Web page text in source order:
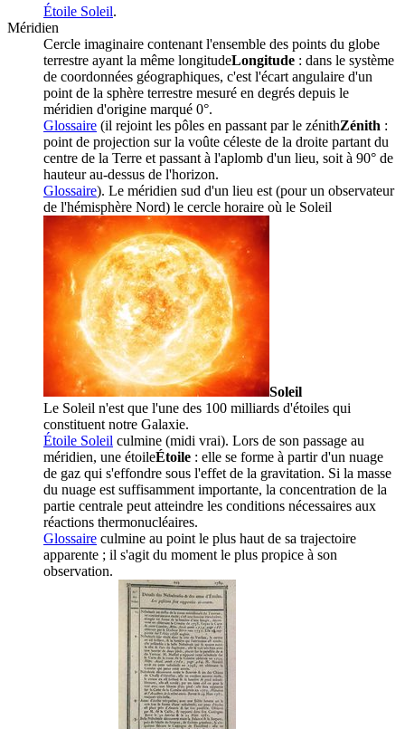
Étoile Soleil.
Méridien
Cercle imaginaire contenant l'ensemble des points du globe
terrestre ayant la même longitudeLongitude : dans le système
de coordonnées géographiques, c'est l'écart angulaire d'un
point de la sphère terrestre mesuré en degrés depuis le
méridien d'origine marqué 0°.
Glossaire (il rejoint les pôles en passant par le zénithZénith :
point de projection sur la voûte céleste de la droite partant du
centre de la Terre et passant à l'aplomb d'un lieu, soit à 90° de
hauteur au-dessus de l'horizon.
Glossaire). Le méridien sud d'un lieu est (pour un observateur
de l'hémisphère Nord) le cercle horaire où le Soleil
Soleil
Le Soleil n'est que l'une des 100 milliards d'étoiles qui
constituent notre Galaxie.
Étoile Soleil culmine (midi vrai). Lors de son passage au
méridien, une étoileÉtoile : elle se forme à partir d'un nuage
de gaz qui s'effondre sous l'effet de la gravitation. Si la masse
du nuage est suffisamment importante, la concentration de la
partie centrale peut atteindre les conditions nécessaires aux
réactions thermonucléaires.
Glossaire culmine au point le plus haut de sa trajectoire
apparente ; il s'agit du moment le plus propice à son
observation.